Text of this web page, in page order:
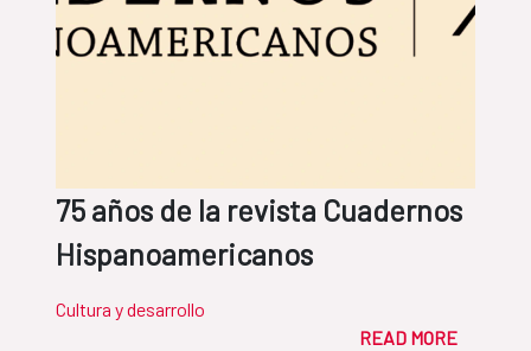
75 años de la revista Cuadernos
Hispanoamericanos
Cultura y desarrollo
READ MORE